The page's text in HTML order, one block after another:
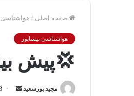
صفحه اصلی / هواشناسی
هواشناسی نیشابور
💢پیش
مجید پورسعید 13